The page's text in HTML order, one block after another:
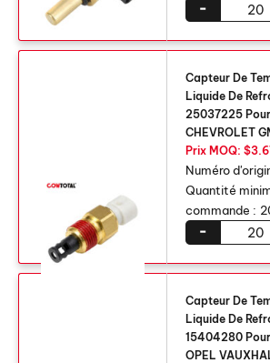
-
Capteur De
Liquide De
25037225
CHEVROLET
Prix ​​MOQ:
Numéro
Quantité
commande :
-
Capteur De
Liquide De
15404280
OPEL